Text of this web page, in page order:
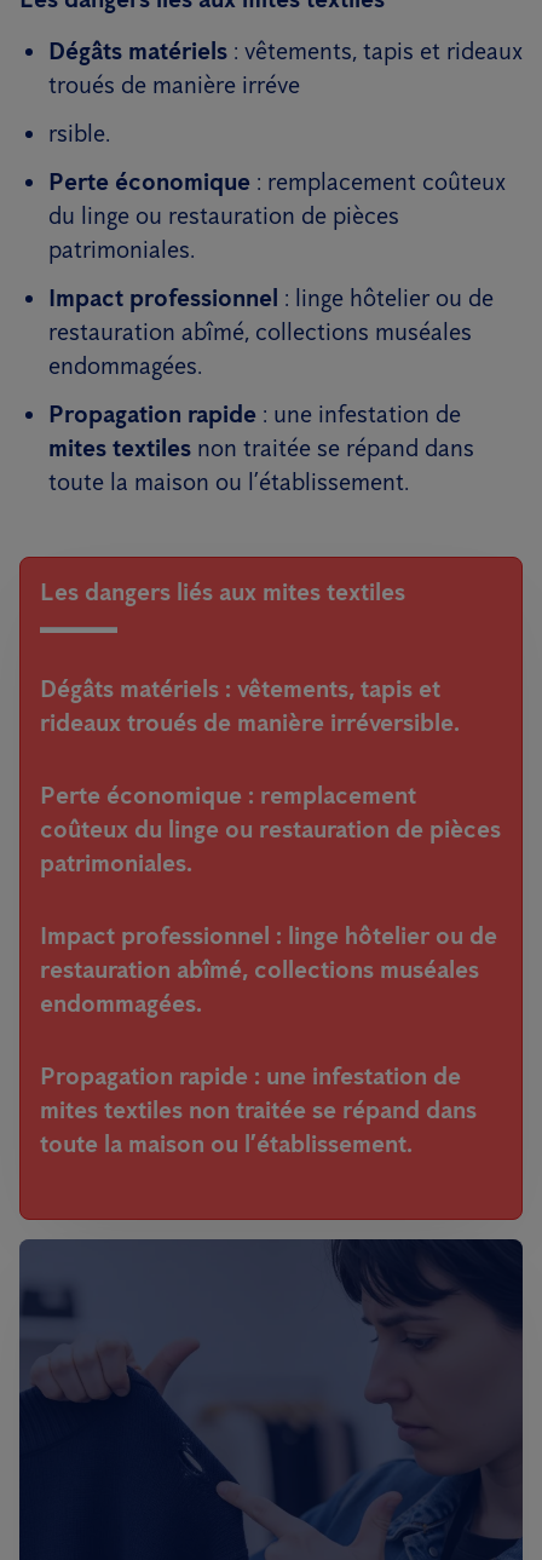
Dégâts matériels : vêtements, tapis et rideaux
troués de manière irréve
rsible.
Perte économique : remplacement coûteux
du linge ou restauration de pièces
patrimoniales.
Impact professionnel : linge hôtelier ou de
restauration abîmé, collections muséales
endommagées.
Propagation rapide : une infestation de
mites textiles non traitée se répand dans
toute la maison ou l’établissement.
Les dangers liés aux mites textiles
Dégâts matériels : vêtements, tapis et
rideaux troués de manière irréversible.
Perte économique : remplacement
coûteux du linge ou restauration de pièces
patrimoniales.
Impact professionnel : linge hôtelier ou de
restauration abîmé, collections muséales
endommagées.
Propagation rapide : une infestation de
mites textiles non traitée se répand dans
toute la maison ou l’établissement.